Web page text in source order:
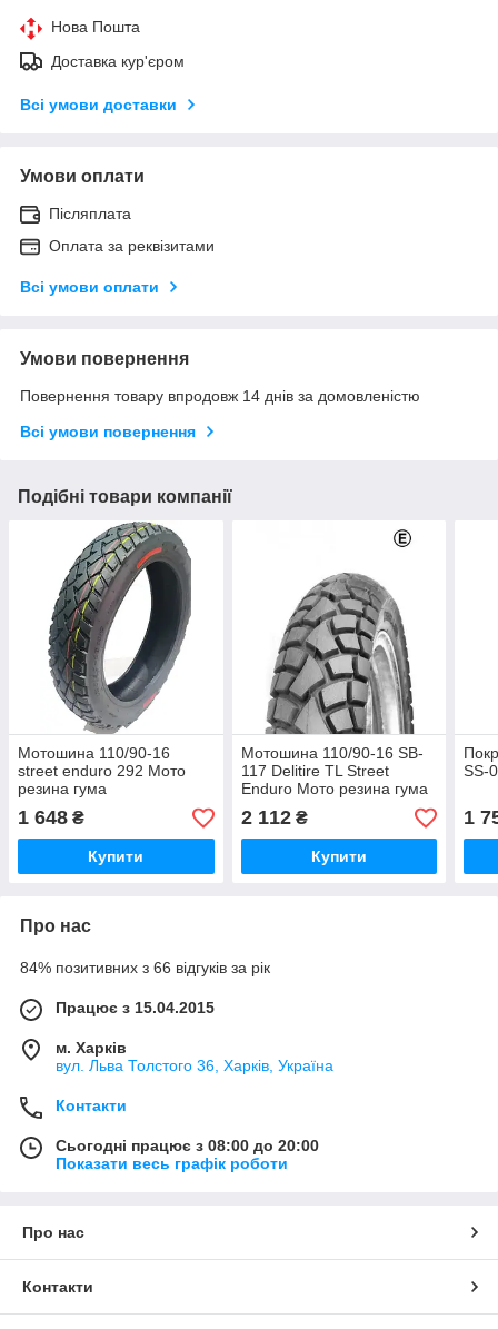
Нова Пошта
Доставка кур'єром
Всі умови доставки
Умови оплати
Післяплата
Оплата за реквізитами
Всі умови оплати
Умови повернення
Повернення товару впродовж 14 днів за домовленістю
Всі умови повернення
Подібні товари компанії
Мотошина 110/90-16
street enduro 292 Мото
резина гума
1 648 ₴
Купити
Мотошина 110/90-16 SB-
117 Delitire ТL Street
Enduro Мото резина гума
2 112₴
Купити
SS-
1
Про нас
84% позитивних з 66 відгуків за рік
Працює з 15.04.2015
м. Харків
вул. Льва Толстого 36, Харків, Україна
Контакти
Сьогодні працює з 08:00 до 20:00
Показати весь графік роботи
Про нас
Контакти